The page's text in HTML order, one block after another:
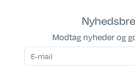
Modtag nyheder og